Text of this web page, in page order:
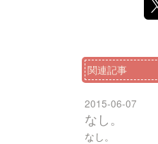
関連記事
2015-06-07
なし。
なし。